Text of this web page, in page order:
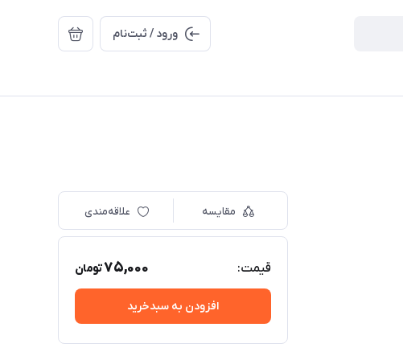
ورود / ثبت‌نام
مقایسه علاقه‌مندی
قیمت: 75,000تومان
افزودن به سبدخرید